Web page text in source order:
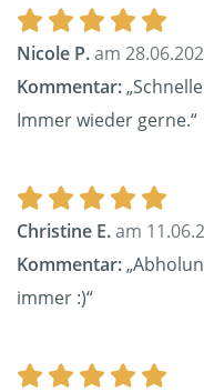
Nicole P.am
Kommentar:
Immer wieder gerne.“
Christine E.am
Kommentar:
immer :)“